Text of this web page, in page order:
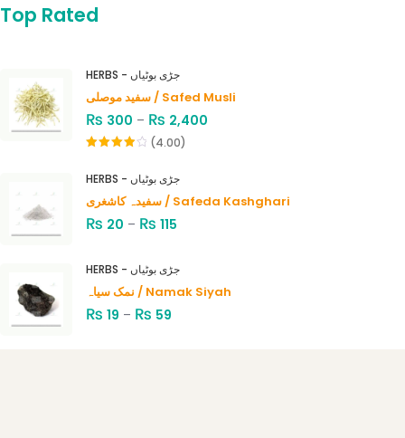
Top Rated
HERBS - جڑی بوٹیاں
سفید موصلی / Safed Musli
₨ 300 – ₨ 2,400
of 5
(4.00)
HERBS - جڑی بوٹیاں
سفیدہ کاشغری / Safeda Kashghari
₨ 20 – ₨ 115
HERBS - جڑی بوٹیاں
نمک سیاہ / Namak Siyah
₨ 19 – ₨ 59